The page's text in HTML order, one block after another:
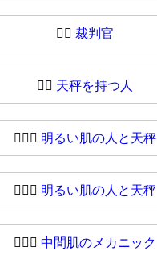
🧑‍⚖️ 裁判官
🧑‍⚖ 天秤を持つ人
🧑🏻‍⚖️ 明るい肌の人と天秤
🧑🏻‍⚖ 明るい肌の人と天秤
🧑🏼‍⚖️ 中間肌のメカニック